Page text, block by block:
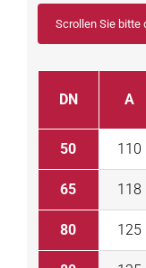
Scrollen Sie bitte
DN A
50 110
65 118
80 125